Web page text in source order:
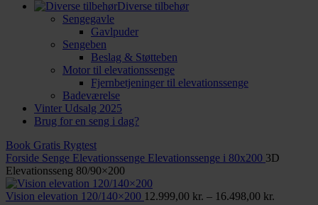
Diverse tilbehør
Sengegavle
Gavlpuder
Sengeben
Beslag & Støtteben
Motor til elevationssenge
Fjernbetjeninger til elevationssenge
Badeværelse
Vinter Udsalg 2025
Brug for en seng i dag?
Book Gratis Rygtest
Forside Senge Elevationssenge Elevationssenge i 80x200 3D
Elevationsseng 80/90×200
Vision elevation 120/140×200 12.999,00 kr. – 16.498,00 kr.